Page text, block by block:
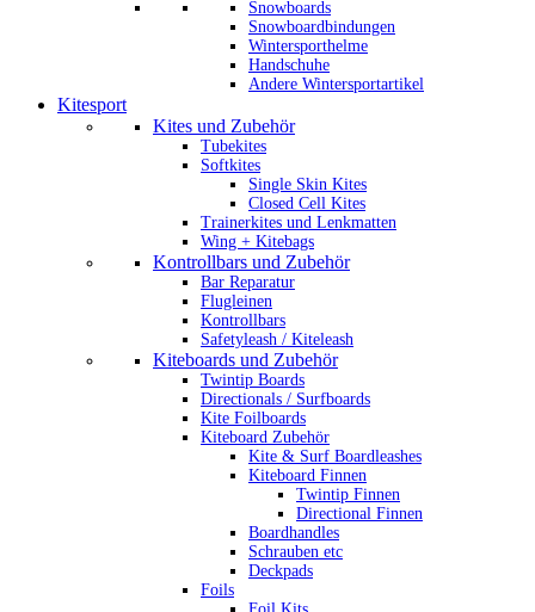
Snowboards
Snowboardbindungen
Wintersporthelme
Handschuhe
Andere Wintersportartikel
Kitesport
Kites und Zubehör
Tubekites
Softkites
Single Skin Kites
Closed Cell Kites
Trainerkites und Lenkmatten
Wing + Kitebags
Kontrollbars und Zubehör
Bar Reparatur
Flugleinen
Kontrollbars
Safetyleash / Kiteleash
Kiteboards und Zubehör
Twintip Boards
Directionals / Surfboards
Kite Foilboards
Kiteboard Zubehör
Kite & Surf Boardleashes
Kiteboard Finnen
Twintip Finnen
Directional Finnen
Boardhandles
Schrauben etc
Deckpads
Foils